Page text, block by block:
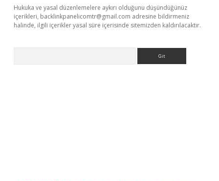
Hukuka ve yasal düzenlemelere aykırı olduğunu düşündüğünüz
içerikleri, backlinkpanelicomtr@gmail.com adresine bildirmeniz
halinde, ilgili içerikler yasal süre içerisinde sitemizden kaldırılacaktır.